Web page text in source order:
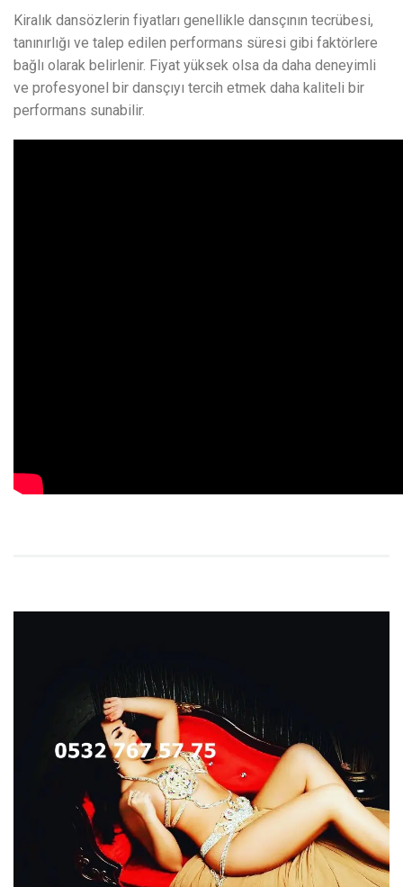
Kiralık dansözlerin fiyatları genellikle dansçının tecrübesi,
tanınırlığı ve talep edilen performans süresi gibi faktörlere
bağlı olarak belirlenir. Fiyat yüksek olsa da daha deneyimli
ve profesyonel bir dansçıyı tercih etmek daha kaliteli bir
performans sunabilir.